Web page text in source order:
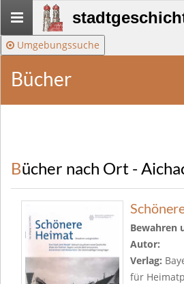
Stadtgeschichte-
München
Umgebungssuche
Bücher
Bücher nach Ort -
Bewahren
Autor:
Verlag:
für